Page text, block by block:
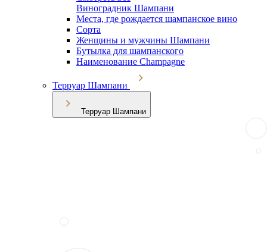
Виноградник Шампани
Места, где рождается шампанское вино
Сорта
Женщины и мужчины Шампани
Бутылка для шампанского
Наименование Champagne
Терруар Шампани
Терруар Шампани